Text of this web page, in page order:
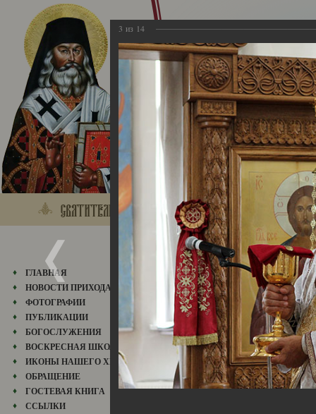
ГЛАВНАЯ
НОВОСТИ ПРИХОДА
ФОТОГРАФИИ
ПУБЛИКАЦИИ
БОГОСЛУЖЕНИЯ
ВОСКРЕСНАЯ ШКОЛА
ИКОНЫ НАШЕГО ХРАМА
ОБРАЩЕНИЕ
ГОСТЕВАЯ КНИГА
ССЫЛКИ
2017
20.08.2017
3 из 14